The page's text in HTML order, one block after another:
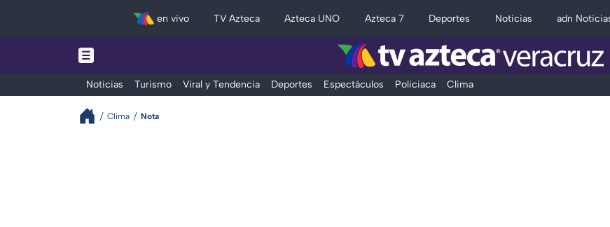
en vivo TV Azteca Azteca UNO Azteca 7 Deportes Noticias adn
Noticias Turismo Viral y Tendencia Deportes Espectáculos Policiaca Clima
Clima Nota